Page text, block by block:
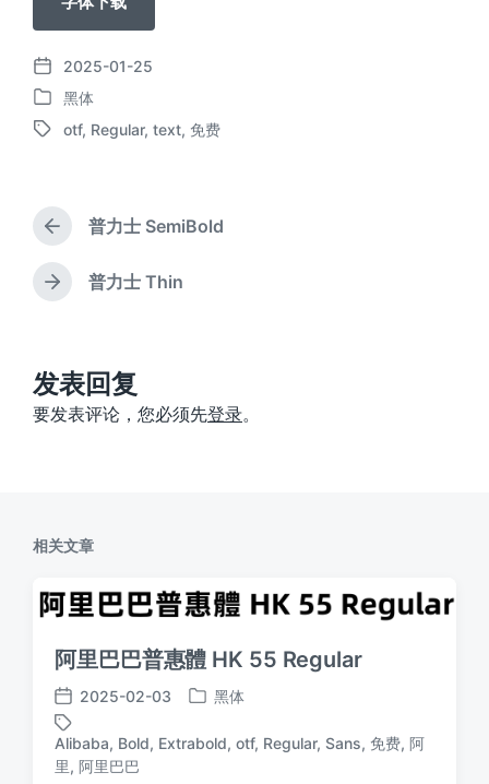
发
布
日
2025-01-25
发
布
黑体
标
otf, Regular, text, 免费
上
篇
文
章
普力士 SemiBold
下
：
普力士 Thin
发表回复
要发表评论，您必须先登录。
相关文章
阿里巴巴普惠體 HK 55 Regular
发
布
日
期
2025-02-03
发
于
黑体
标
签
Alibaba, Bold, Extrabold, otf, Regular, Sans, 免费, 阿
里, 阿里巴巴